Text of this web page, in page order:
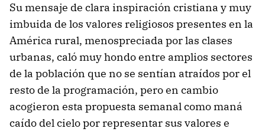
Su mensaje de clara inspiración cristiana y muy
imbuida de los valores religiosos presentes en la
América rural, menospreciada por las clases
urbanas, caló muy hondo entre amplios sectores
de la población que no se sentían atraídos por el
resto de la programación, pero en cambio
acogieron esta propuesta semanal como maná
caído del cielo por representar sus valores e